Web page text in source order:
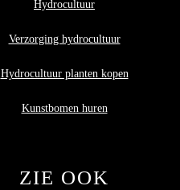
Hydrocultuur
Verzorging hydrocultuur
Hydrocultuur planten kopen
Kunstbomen huren
ZIE OOK